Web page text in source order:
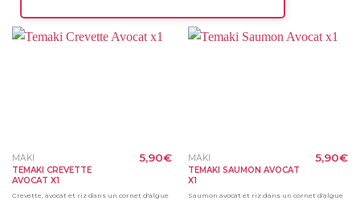
MAKI
TEMAKI CREVETTE
AVOCAT X1
5,90€
Crevette, avocat et riz dans un cornet d'algue
MAKI
TEMAKI SAUMON AVOCAT
X1
5,90€
Saumon avocat et riz dans un cornet d'algue